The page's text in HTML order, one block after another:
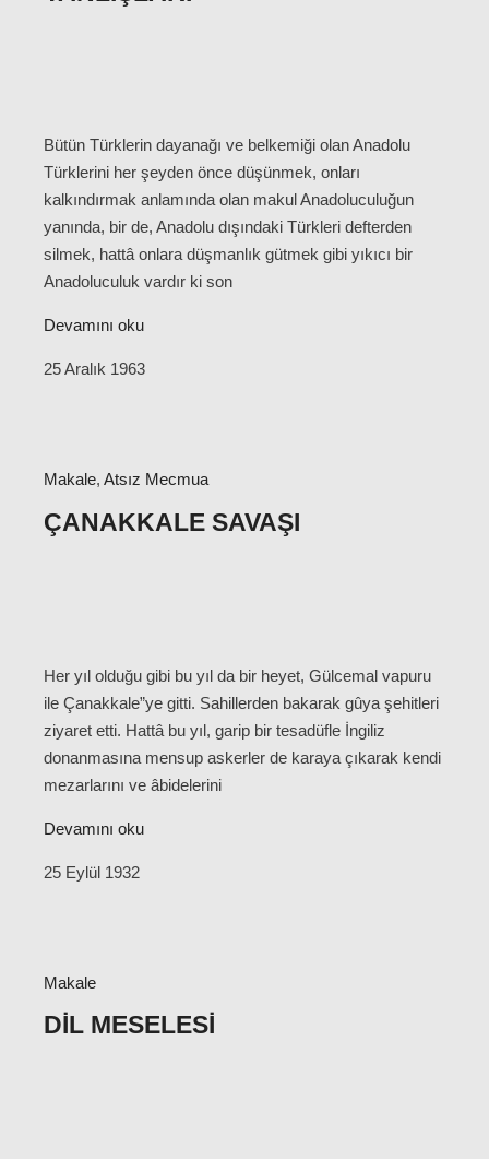
Bütün Türklerin dayanağı ve belkemiği olan Anadolu
Türklerini her şeyden önce düşünmek, onları
kalkındırmak anlamında olan makul Anadoluculuğun
yanında, bir de, Anadolu dışındaki Türkleri defterden
silmek, hattâ onlara düşmanlık gütmek gibi yıkıcı bir
Anadoluculuk vardır ki son
Devamını oku
25 Aralık 1963
Makale, Atsız Mecmua
ÇANAKKALE SAVAŞI
Her yıl olduğu gibi bu yıl da bir heyet, Gülcemal vapuru
ile Çanakkale”ye gitti. Sahillerden bakarak gûya şehitleri
ziyaret etti. Hattâ bu yıl, garip bir tesadüfle İngiliz
donanmasına mensup askerler de karaya çıkarak kendi
mezarlarını ve âbidelerini
Devamını oku
25 Eylül 1932
Makale
DIL MESELESI